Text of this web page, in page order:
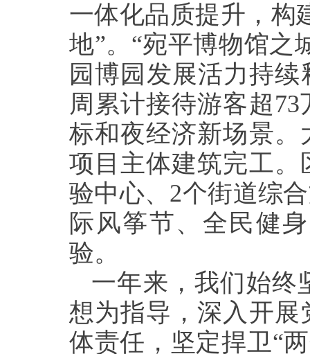
一体化品质提升，构
地”。“宛平博物馆之
园博园发展活力持
周累计接待游客超
标和夜经济新场景
项目主体建筑完工
验中心、2个街道综
际风筝节、全民健
验。
一年来，我们始终
想为指导，深入开
体责任，坚定捍卫“